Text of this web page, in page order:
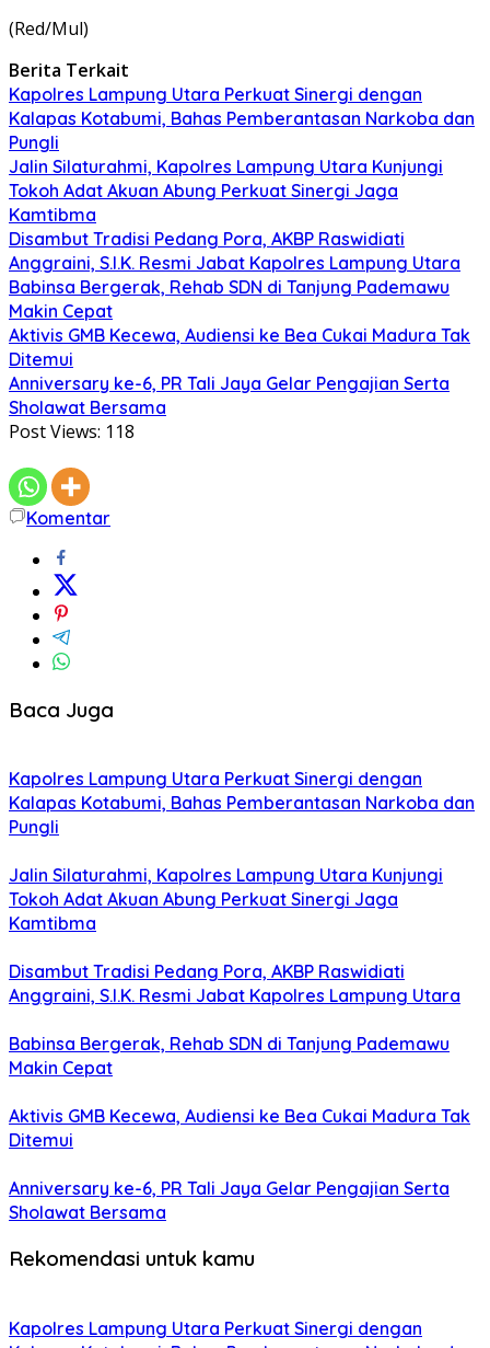
(Red/Mul)
Berita Terkait
Kapolres Lampung Utara Perkuat Sinergi dengan
Kalapas Kotabumi, Bahas Pemberantasan Narkoba dan
Pungli
Jalin Silaturahmi, Kapolres Lampung Utara Kunjungi
Tokoh Adat Akuan Abung Perkuat Sinergi Jaga
Kamtibma
Disambut Tradisi Pedang Pora, AKBP Raswidiati
Anggraini, S.I.K. Resmi Jabat Kapolres Lampung Utara
Babinsa Bergerak, Rehab SDN di Tanjung Pademawu
Makin Cepat
Aktivis GMB Kecewa, Audiensi ke Bea Cukai Madura Tak
Ditemui
Anniversary ke-6, PR Tali Jaya Gelar Pengajian Serta
Sholawat Bersama
Post Views: 118
Komentar
Baca Juga
Kapolres Lampung Utara Perkuat Sinergi dengan
Kalapas Kotabumi, Bahas Pemberantasan Narkoba dan
Pungli
Jalin Silaturahmi, Kapolres Lampung Utara Kunjungi
Tokoh Adat Akuan Abung Perkuat Sinergi Jaga
Kamtibma
Disambut Tradisi Pedang Pora, AKBP Raswidiati
Anggraini, S.I.K. Resmi Jabat Kapolres Lampung Utara
Babinsa Bergerak, Rehab SDN di Tanjung Pademawu
Makin Cepat
Aktivis GMB Kecewa, Audiensi ke Bea Cukai Madura Tak
Ditemui
Anniversary ke-6, PR Tali Jaya Gelar Pengajian Serta
Sholawat Bersama
Rekomendasi untuk kamu
Kapolres Lampung Utara Perkuat Sinergi dengan